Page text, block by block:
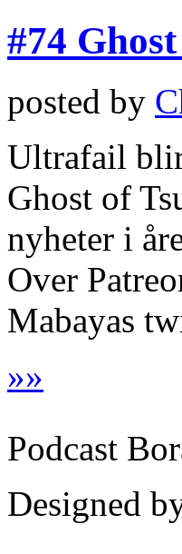
#74
posted by
Ultrafail blir
Ghost of
nyheter i
Over
Mabayas
»»
Podcast
Designed